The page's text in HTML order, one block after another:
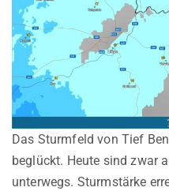
Das Sturmfeld von Tief
beglückt. Heute sind zwar
unterwegs. Sturmstärke